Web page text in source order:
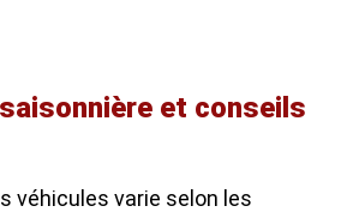
et conseils
véhicules varie selon les